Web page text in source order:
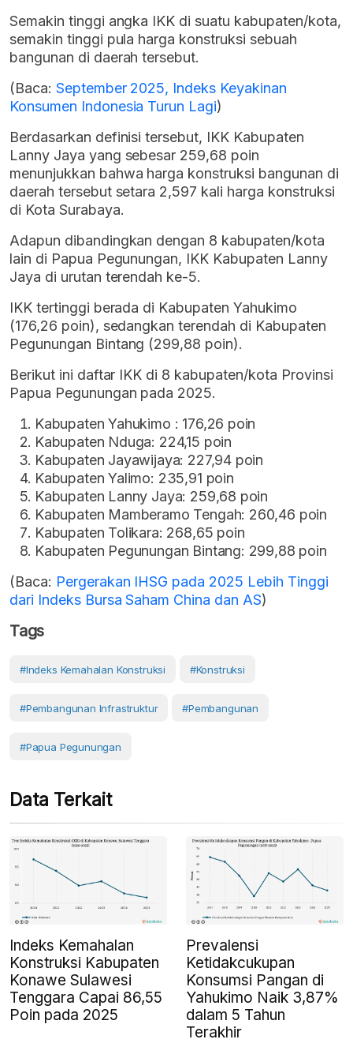
Semakin tinggi angka IKK di suatu kabupaten/kota,
semakin tinggi pula harga konstruksi sebuah
bangunan di daerah tersebut.
(Baca: September 2025, Indeks Keyakinan
Konsumen Indonesia Turun Lagi)
Berdasarkan definisi tersebut, IKK Kabupaten
Lanny Jaya yang sebesar 259,68 poin
menunjukkan bahwa harga konstruksi bangunan di
daerah tersebut setara 2,597 kali harga konstruksi
di Kota Surabaya.
Adapun dibandingkan dengan 8 kabupaten/kota
lain di Papua Pegunungan, IKK Kabupaten Lanny
Jaya di urutan terendah ke-5.
IKK tertinggi berada di Kabupaten Yahukimo
(176,26 poin), sedangkan terendah di Kabupaten
Pegunungan Bintang (299,88 poin).
Berikut ini daftar IKK di 8 kabupaten/kota Provinsi
Papua Pegunungan pada 2025.
Kabupaten Yahukimo : 176,26 poin
Kabupaten Nduga: 224,15 poin
Kabupaten Jayawijaya: 227,94 poin
Kabupaten Yalimo: 235,91 poin
Kabupaten Lanny Jaya: 259,68 poin
Kabupaten Mamberamo Tengah: 260,46 poin
Kabupaten Tolikara: 268,65 poin
Kabupaten Pegunungan Bintang: 299,88 poin
(Baca: Pergerakan IHSG pada 2025 Lebih Tinggi
dari Indeks Bursa Saham China dan AS)
Tags
#Indeks Kemahalan Konstruksi #Konstruksi
#Pembangunan Infrastruktur #pembangunan
#Papua Pegunungan
Data Terkait
Indeks Kemahalan
Konstruksi Kabupaten
Konawe Sulawesi
Tenggara Capai 86,55
Poin pada 2025
Prevalensi
Ketidakcukupan
Konsumsi Pangan di
Yahukimo Naik 3,87%
dalam 5 Tahun
Terakhir